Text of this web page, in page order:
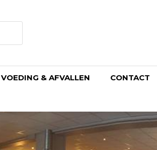
VOEDING & AFVALLEN CONTACT